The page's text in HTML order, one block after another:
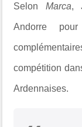
Selon Marca,
Andorre
compétition
Ardennaises.